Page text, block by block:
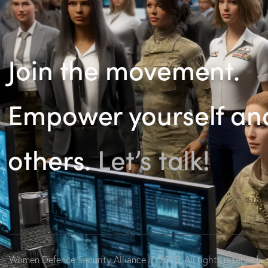
Join the movement.
Empower yourself
others.Let’s talk!
Women Defence Security Alliance© 2025. All rights reserved.